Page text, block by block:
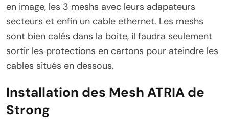
en image, les 3 meshs avec leurs adapateurs
secteurs et enfin un cable ethernet. Les meshs
sont bien calés dans la boite, il faudra seulement
sortir les protections en cartons pour ateindre les
cables situés en dessous.
Installation des Mesh ATRIA de
Strong